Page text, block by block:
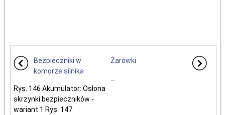
Bezpieczniki w
komorze silnika
Rys. 146 Akumulator: Osłona
skrzynki bezpieczników -
wariant 1 Rys. 147
Żarówki